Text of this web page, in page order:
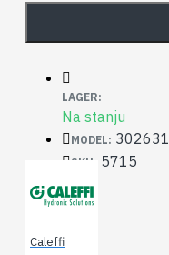
LAGER:
Na stanju
MODEL: 302631
SKU: 5715
Caleffi